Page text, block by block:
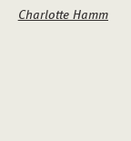
Charlotte Hamm